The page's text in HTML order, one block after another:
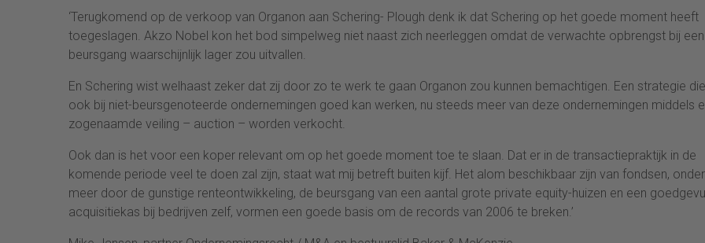
‘Terugkomend op de verkoop van Organon aan Schering- Plough denk ik dat Schering op het goede moment heeft
toegeslagen. Akzo Nobel kon het bod simpelweg niet naast zich neerleggen omdat de verwachte opbrengst bij een
beursgang waarschijnlijk lager zou uitvallen.
En Schering wist welhaast zeker dat zij door zo te werk te gaan Organon zou kunnen bemachtigen. Een strategie die
ook bij niet-beursgenoteerde ondernemingen goed kan werken, nu steeds meer van deze ondernemingen middels
zogenaamde veiling – auction – worden verkocht.
Ook dan is het voor een koper relevant om op het goede moment toe te slaan. Dat er in de transactiepraktijk in de
komende periode veel te doen zal zijn, staat wat mij betreft buiten kijf. Het alom beschikbaar zijn van fondsen, onder
meer door de gunstige renteontwikkeling, de beursgang van een aantal grote private equity-huizen en een
acquisitiekas bij bedrijven zelf, vormen een goede basis om de records van 2006 te breken.’